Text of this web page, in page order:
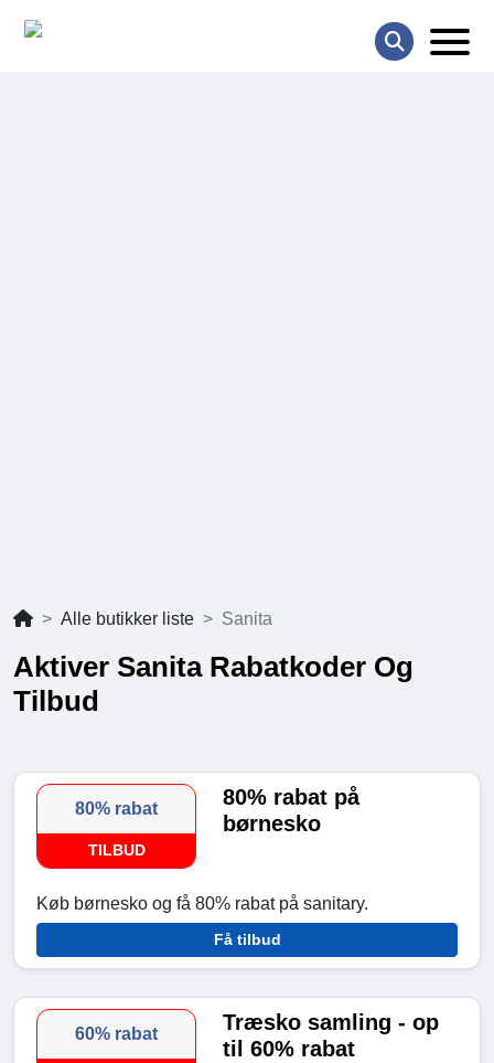
Alle butikker liste Sanita
Aktiver Sanita Rabatkoder Og
Tilbud
80% rabat
TILBUD
80% rabat på
børnesko
Køb børnesko og få 80% rabat på sanitary.
Få tilbud
60% rabat
Træsko samling - op
til 60% rabat